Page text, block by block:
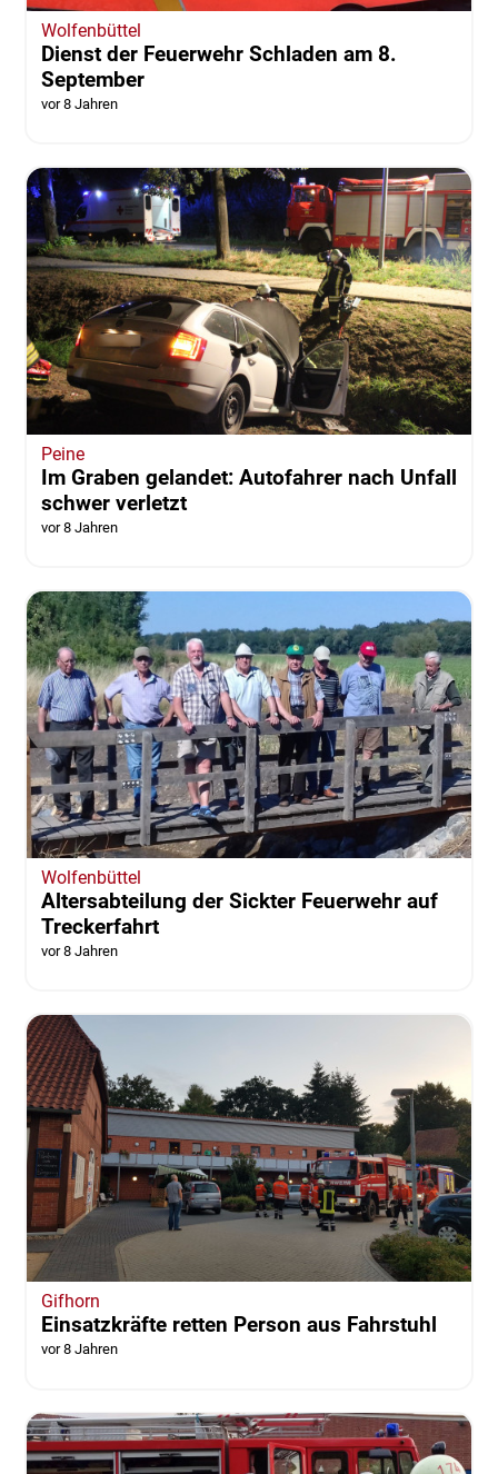
Wolfenbüttel
Dienst der Feuerwehr Schladen am 8.
September
vor 8 Jahren
Peine
Im Graben gelandet: Autofahrer nach Unfall
schwer verletzt
vor 8 Jahren
Wolfenbüttel
Altersabteilung der Sickter Feuerwehr auf
Treckerfahrt
vor 8 Jahren
Gifhorn
Einsatzkräfte retten Person aus Fahrstuhl
vor 8 Jahren